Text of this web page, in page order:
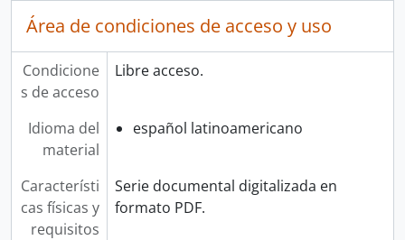
Área de condiciones de acceso y uso
Condicione
s de acceso
Libre acceso.
Idioma del
material
español latinoamericano
Característi
cas físicas y
requisitos
Serie documental digitalizada en
formato PDF.